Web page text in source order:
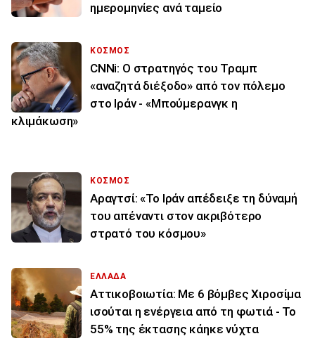
ημερομηνίες ανά ταμείο
ΚΟΣΜΟΣ
CNNi: Ο στρατηγός του Τραμπ
«αναζητά διέξοδο» από τον πόλεμο
στο Ιράν - «Μπούμερανγκ η
κλιμάκωση»
ΚΟΣΜΟΣ
Αραγτσί: «Το Ιράν απέδειξε τη δύναμή
του απέναντι στον ακριβότερο
στρατό του κόσμου»
ΕΛΛΑΔΑ
Αττικοβοιωτία: Με 6 βόμβες Χιροσίμα
ισούται η ενέργεια από τη φωτιά - Το
55% της έκτασης κάηκε νύχτα